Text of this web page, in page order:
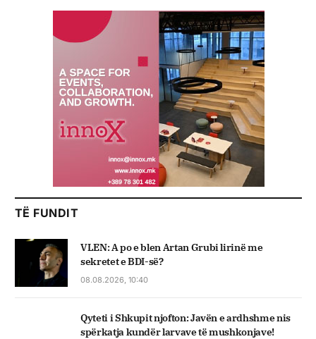
TË FUNDIT
VLEN: A po e blen Artan Grubi lirinë me
sekretet e BDI-së?
08.08.2026, 10:40
Qyteti i Shkupit njofton: Javën e ardhshme nis
spërkatja kundër larvave të mushkonjave!